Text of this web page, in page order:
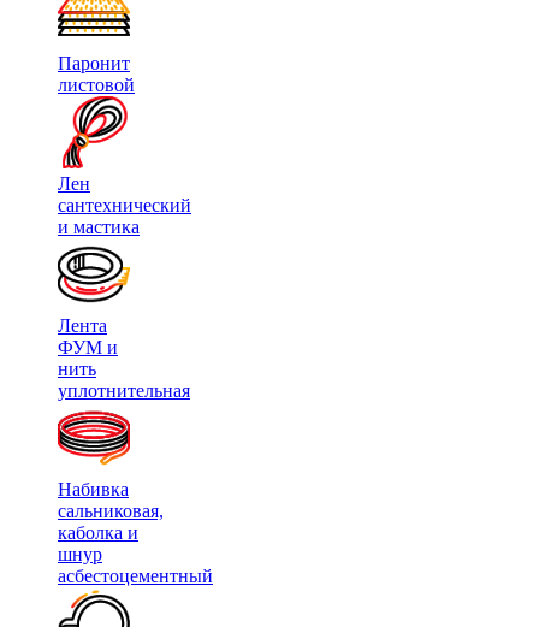
Паронит
листовой
Лен
сантехнический
и мастика
Лента
ФУМ и
нить
уплотнительная
Набивка
сальниковая,
каболка и
шнур
асбестоцементный